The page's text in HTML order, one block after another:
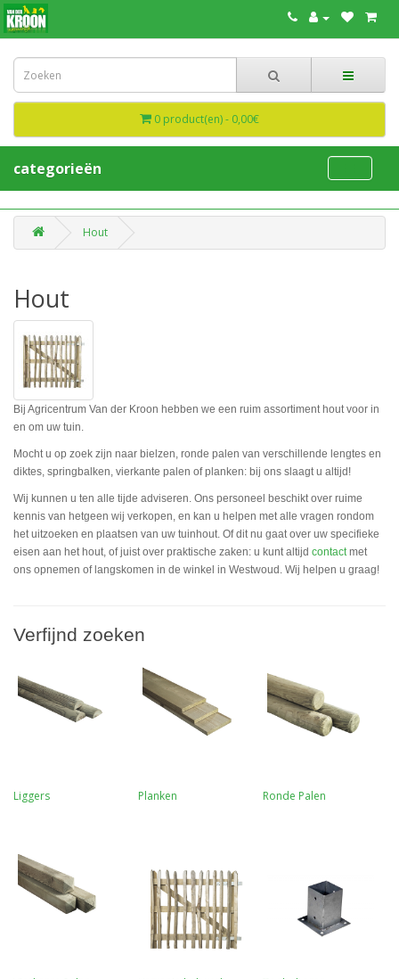
0 product(en) - 0,00€
categorieën
Hout
Hout
Bij Agricentrum Van der Kroon hebben we een ruim assortiment hout voor in
en om uw tuin.
Mocht u op zoek zijn naar bielzen, ronde palen van verschillende lengtes en
diktes, springbalken, vierkante palen of planken: bij ons slaagt u altijd!
Wij kunnen u ten alle tijde adviseren. Ons personeel beschikt over ruime
kennis van hetgeen wij verkopen, en kan u helpen met alle vragen rondom
het uitzoeken en plaatsen van uw tuinhout. Of dit nu gaat over uw specifieke
eisen aan het hout, of juist over praktische zaken: u kunt altijd contact met
ons opnemen of langskomen in de winkel in Westwoud. Wij helpen u graag!
Verfijnd zoeken
Liggers Planken Ronde Palen